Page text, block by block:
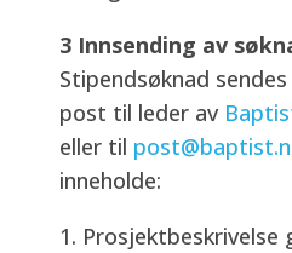
3 Innsending av
Stipendsøknad
post til leder av
eller til
inneholde:
Prosjektbeskrivelse